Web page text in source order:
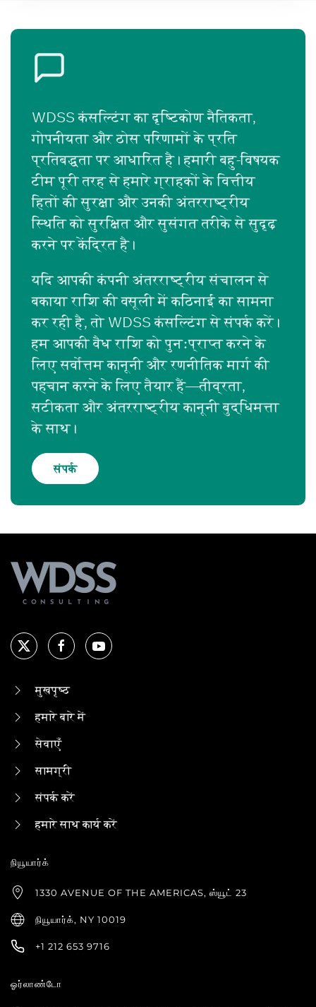
WDSS कंसल्टिंग का दृष्टिकोण नैतिकता,
गोपनीयता और ठोस परिणामों के प्रति
प्रतिबद्धता पर आधारित है। हमारी बहु-विषयक
टीम पूरी तरह से हमारे ग्राहकों के वित्तीय
हितों की सुरक्षा और उनकी अंतरराष्ट्रीय
स्थिति को सुरक्षित और सुसंगत तरीके से सुदृढ़
करने पर केंद्रित है।
यदि आपकी कंपनी अंतरराष्ट्रीय संचालन से
बकाया राशि की वसूली में कठिनाई का सामना
कर रही है, तो WDSS कंसल्टिंग से संपर्क करें।
हम आपकी वैध राशि को पुनःप्राप्त करने के
लिए सर्वोत्तम कानूनी और रणनीतिक मार्ग की
पहचान करने के लिए तैयार हैं—तीव्रता,
सटीकता और अंतरराष्ट्रीय कानूनी बुद्धिमत्ता
के साथ।
संपर्क
मुखपृष्ठ
हमारे बारे में
सेवाएँ
सामग्री
संपर्क करें
हमारे साथ कार्य करें
நியூயார்க்
1330 AVENUE OF THE AMERICAS, ஸ்யூட் 23
நியூயார்க், NY 10019
+1 212 653 9716
ஓர்லாண்டோ